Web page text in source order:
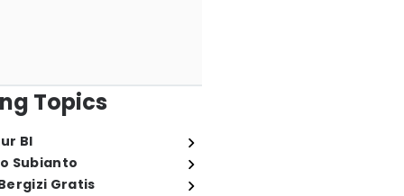
Topics
BI
Subianto
Gratis